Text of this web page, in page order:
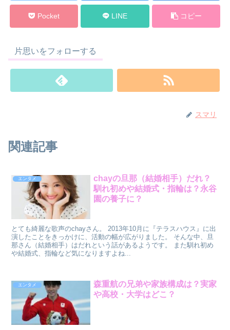
Pocket LINE コピー
片思いをフォローする
スマリ
関連記事
エンタメ
chayの旦那（結婚相手）だれ？
馴れ初めや結婚式・指輪は？永谷
園の養子に？
とても綺麗な歌声のchayさん。 2013年10月に『テラスハウス』に出
演したことをきっかけに、活動の幅が広がりました。 そんな中、旦
那さん（結婚相手）はだれという話があるようです。 また馴れ初め
や結婚式、指輪など気になりますよね...
エンタメ
森重航の兄弟や家族構成は？実家
や高校・大学はどこ？